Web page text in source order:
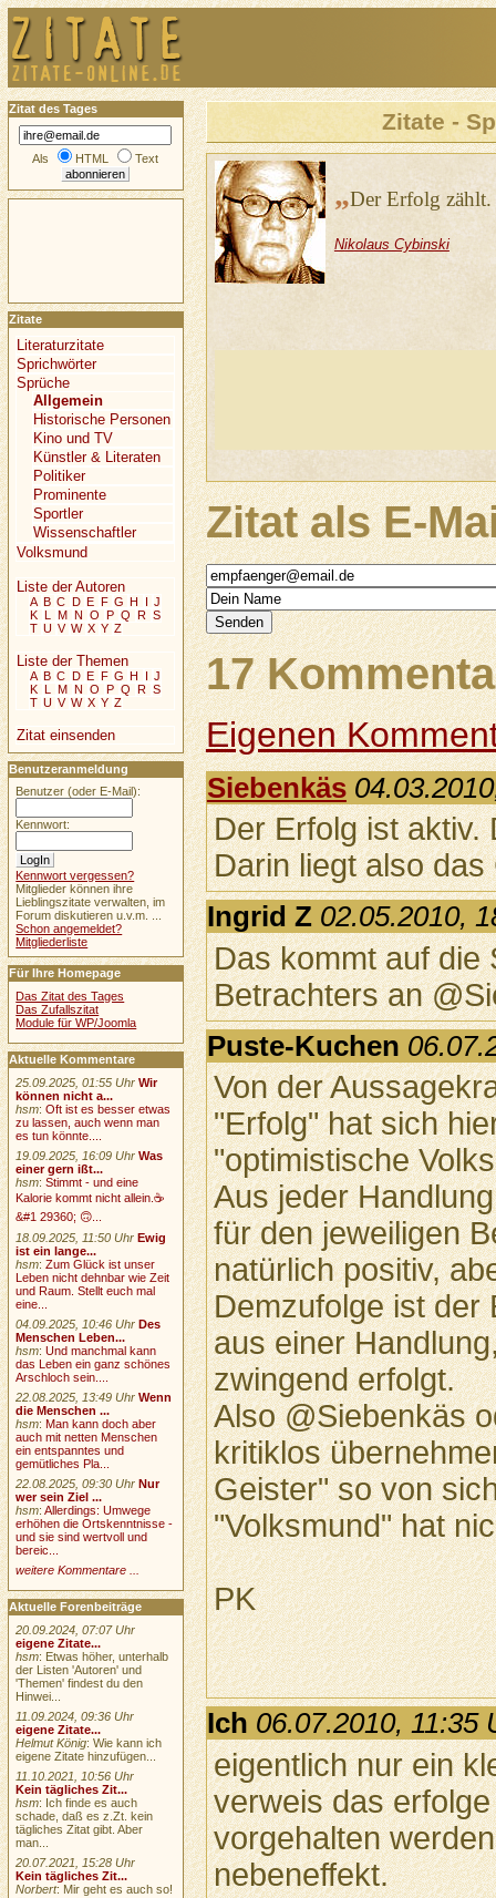
Zitate -
„Der Erfolg zählt.
Nikolaus Cybinski
Zitat als E-
17
Eigenen
Siebenkäs
Der Erfolg ist aktiv.
Darin liegt also das
Ingrid Z 02.05.2010,
Das kommt auf die
Betrachters an
Puste-Kuchen
Von der
"Erfolg" hat sich
"optimistische
Aus jeder
für den jeweiligen
natürlich positiv,
Demzufolge ist der
aus einer
zwingend erfolgt.
Also @Siebenkäs
kritiklos
Geister" so von
"Volksmund" hat
PK
Ich 06.07.2010, 11:35
eigentlich nur ein
verweis das
vorgehalten
nebeneffekt.
Zitat des Tages
Als HTML Text
Zitate
Literaturzitate
Sprichwörter
Sprüche
Allgemein
Historische Personen
Kino und TV
Künstler & Literaten
Politiker
Prominente
Sportler
Wissenschaftler
Volksmund
Liste der Autoren
A B C D E F G H I J
K L M N O P Q R S
T U V W X Y Z
Liste der Themen
A B C D E F G H I J
K L M N O P Q R S
T U V W X Y Z
Zitat einsenden
Benutzeranmeldung
Benutzer (oder E-Mail):
Kennwort:
Kennwort vergessen?
Mitglieder können ihre
Lieblingszitate verwalten, im
Forum diskutieren u.v.m. ...
Schon angemeldet?
Mitgliederliste
Für Ihre Homepage
Das Zitat des Tages
Das Zufallszitat
Module für WP/Joomla
Aktuelle Kommentare
25.09.2025, 01:55 Uhr Wir
können nicht a...
hsm:Oft ist es besser etwas
zu lassen, auch wenn man
es tun könnte....
19.09.2025, 16:09 Uhr Was
einer gern ißt...
hsm:Stimmt - und eine
Kalorie kommt nicht allein.☕
&#1 29360; 🙃...
18.09.2025, 11:50 Uhr Ewig
ist ein lange...
hsm:Zum Glück ist unser
Leben nicht dehnbar wie Zeit
und Raum. Stellt euch mal
eine...
04.09.2025, 10:46 Uhr Des
Menschen Leben...
hsm:Und manchmal kann
das Leben ein ganz schönes
Arschloch sein....
22.08.2025, 13:49 Uhr Wenn
die Menschen ...
hsm:Man kann doch aber
auch mit netten Menschen
ein entspanntes und
gemütliches Pla...
22.08.2025, 09:30 Uhr Nur
wer sein Ziel ...
hsm:Allerdings: Umwege
erhöhen die Ortskenntnisse -
und sie sind wertvoll und
bereic...
weitere Kommentare ...
Aktuelle Forenbeiträge
20.09.2024, 07:07 Uhr
eigene Zitate...
hsm: Etwas höher, unterhalb
der Listen 'Autoren' und
'Themen' findest du den
Hinwei...
11.09.2024, 09:36 Uhr
eigene Zitate...
Helmut König: Wie kann ich
eigene Zitate hinzufügen...
11.10.2021, 10:56 Uhr
Kein tägliches Zit...
hsm: Ich finde es auch
schade, daß es z.Zt. kein
tägliches Zitat gibt. Aber
man...
20.07.2021, 15:28 Uhr
Kein tägliches Zit...
Norbert: Mir geht es auch so!